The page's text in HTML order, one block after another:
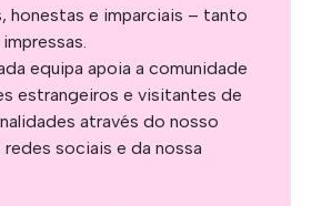
honestas e imparciais – tanto
equipa apoia a comunidade
estrangeiros e visitantes de
através do nosso
sociais e da nossa